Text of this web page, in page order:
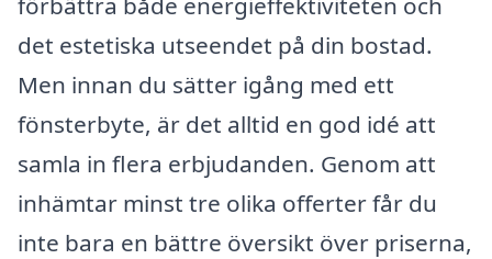
det estetiska utseendet på din bostad.
Men innan du sätter igång med ett
fönsterbyte, är det alltid en god idé att
samla in flera erbjudanden. Genom att
inhämtar minst tre olika offerter får du
inte bara en bättre översikt över priserna,